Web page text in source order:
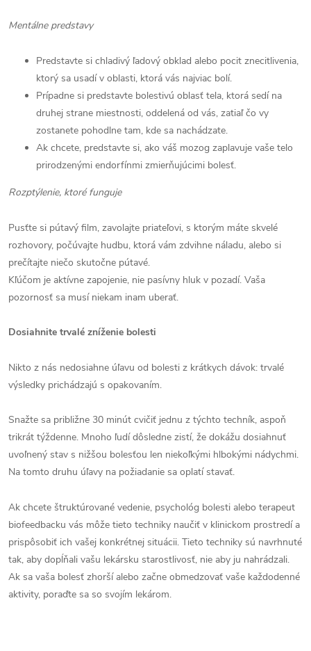
Mentálne predstavy
Predstavte si chladivý ľadový obklad alebo pocit znecitlivenia,
ktorý sa usadí v oblasti, ktorá vás najviac bolí.
Prípadne si predstavte bolestivú oblasť tela, ktorá sedí na
druhej strane miestnosti, oddelená od vás, zatiaľ čo vy
zostanete pohodlne tam, kde sa nachádzate.
Ak chcete, predstavte si, ako váš mozog zaplavuje vaše telo
prirodzenými endorfínmi zmierňujúcimi bolesť.​
Rozptýlenie, ktoré funguje
Pusťte si pútavý film, zavolajte priateľovi, s ktorým máte skvelé
rozhovory, počúvajte hudbu, ktorá vám zdvihne náladu, alebo si
prečítajte niečo skutočne pútavé.
Kľúčom je aktívne zapojenie, nie pasívny hluk v pozadí. Vaša
pozornosť sa musí niekam inam uberať.
Dosiahnite trvalé zníženie bolesti
Nikto z nás nedosiahne úľavu od bolesti z krátkych dávok: trvalé
výsledky prichádzajú s opakovaním.
Snažte sa približne 30 minút cvičiť jednu z týchto techník, aspoň
trikrát týždenne. Mnoho ľudí dôsledne zistí, že dokážu dosiahnuť
uvoľnený stav s nižšou bolesťou len niekoľkými hlbokými nádychmi.
Na tomto druhu úľavy na požiadanie sa oplatí stavať.
Ak chcete štruktúrované vedenie, psychológ bolesti alebo terapeut
biofeedbacku vás môže tieto techniky naučiť v klinickom prostredí a
prispôsobiť ich vašej konkrétnej situácii. Tieto techniky sú navrhnuté
tak, aby dopĺňali vašu lekársku starostlivosť, nie aby ju nahrádzali.
Ak sa vaša bolesť zhorší alebo začne obmedzovať vaše každodenné
aktivity, poraďte sa so svojím lekárom.